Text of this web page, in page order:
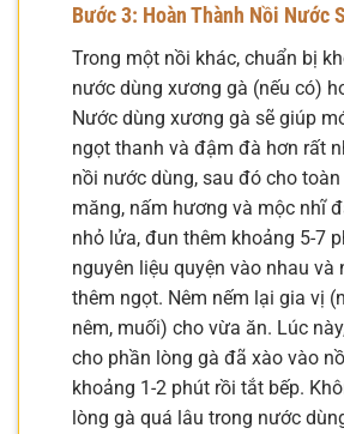
Bước 3: Hoàn Thành Nồi Nước
Trong một nồi khác, chuẩn bị
nước dùng xương gà (nếu có)
Nước dùng xương gà sẽ giúp
ngọt thanh và đậm đà hơn rất
nồi nước dùng, sau đó cho
măng, nấm hương và mộc nhĩ
nhỏ lửa, đun thêm khoảng 5-7
nguyên liệu quyện vào nhau và
thêm ngọt. Nêm nếm lại gia vị
nêm, muối) cho vừa ăn. Lúc
cho phần lòng gà đã xào vào
khoảng 1-2 phút rồi tắt bếp.
lòng gà quá lâu trong nước